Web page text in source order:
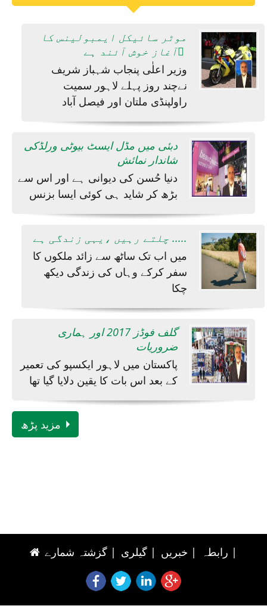
موٹر سائیکل ایمبولینس کا
آغاز خوش آئند ہے ِ
وزیر اعلٰی پنجاب شہباز شریف
نےچند روز پہلے لاہور سمیت
راولپنڈی ملتان اور فیصل آباد
دبئی میں مڈل ایسٹ بیوٹی ورلڈکی
شاندار نمائش
دنیا حُسن کی دیوانی ہے اور اس سے
بڑھ کر شاید ہی کوئی ایسا بزنس
چلتے رہیں ،یہی زندگی ہے .....
میں اب تک ساٹھ سے زائد ملکوں کا
سفر کرکے وہاں کی زندگی دیکھ
چکا
گلف فوڈز 2017 اور ہماری
ضروریات
پاکستان میں لاہور ایکسپو کی تعمیر
کے بعد اس بات کا یقین دلایا گیا تھا
مزید پڑھ
گزشتہ شمارے | گیلری | خبریں | رابطہ |